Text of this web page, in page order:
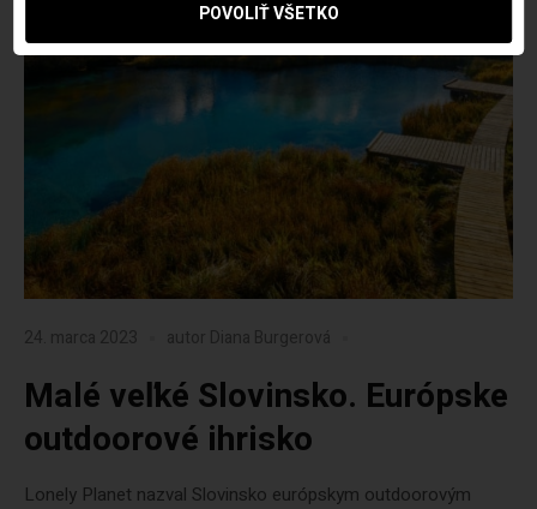
24. marca 2023 autor Diana Burgerová
Malé veľké Slovinsko. Európske
outdoorové ihrisko
Lonely Planet nazval Slovinsko európskym outdoorovým
POVOLIŤ VŠETKO